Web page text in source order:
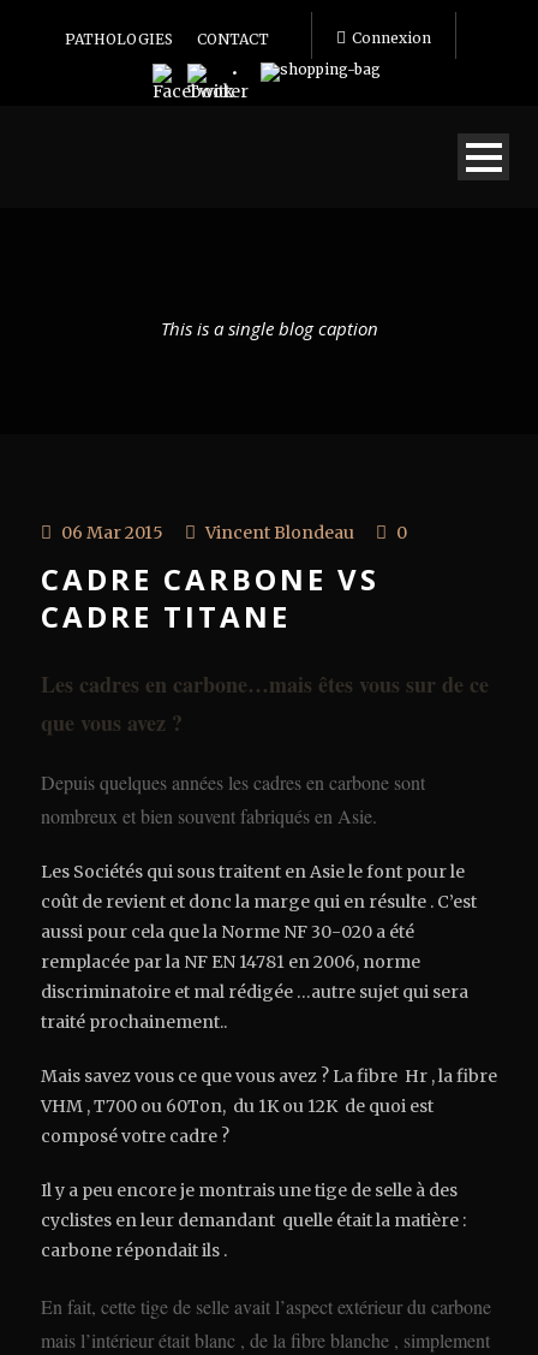
PATHOLOGIES CONTACT Connexion
This is a single blog caption
06 Mar 2015 Vincent Blondeau 0
CADRE CARBONE VS
CADRE TITANE
Les cadres en carbone…mais êtes vous sur de ce
que vous avez ?
Depuis quelques années les cadres en carbone sont
nombreux et bien souvent fabriqués en Asie.
Les Sociétés qui sous traitent en Asie le font pour le
coût de revient et donc la marge qui en résulte . C’est
aussi pour cela que la Norme NF 30-020 a été
remplacée par la NF EN 14781 en 2006, norme
discriminatoire et mal rédigée …autre sujet qui sera
traité prochainement..
Mais savez vous ce que vous avez ? La fibre Hr , la fibre
VHM , T700 ou 60Ton, du 1K ou 12K de quoi est
composé votre cadre ?
Il y a peu encore je montrais une tige de selle à des
cyclistes en leur demandant quelle était la matière :
carbone répondait ils .
En fait, cette tige de selle avait l’aspect extérieur du carbone
mais l’intérieur était blanc , de la fibre blanche , simplement